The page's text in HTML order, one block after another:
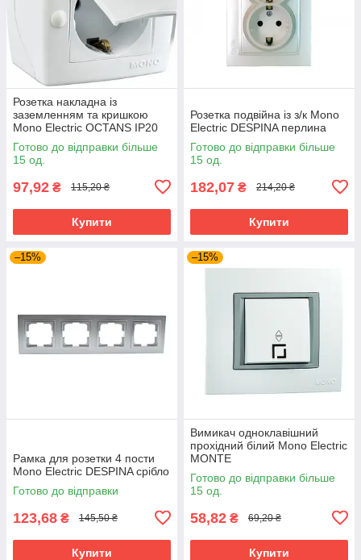
Розетка накладна із
заземленням та кришкою
Mono Electric OCTANS IP20
біла
Готово до відправки більше
15 од.
97,92 ₴ 115,20 ₴
Купити
Розетка подвійна із з/к Mono
Electric DESPINA перлина
Готово до відправки більше
15 од.
182,07 ₴ 214,20 ₴
Купити
–15%
Рамка для розетки 4 пости
Mono Electric DESPINA срібло
Готово до відправки
123,68 ₴ 145,50 ₴
Купити
–15%
Вимикач одноклавішний
прохідний білий Mono Electric
MONTE
Готово до відправки більше
15 од.
58,82 ₴ 69,20 ₴
Купити